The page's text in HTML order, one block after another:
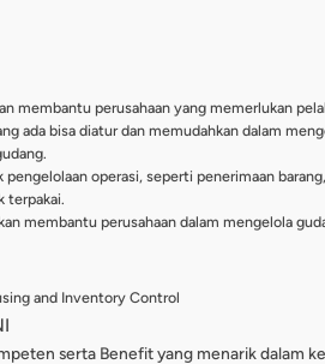
membantu perusahaan yang memerlukan
ada bisa diatur dan memudahkan dalam
operasi, seperti penerimaan
terpakai.
membantu perusahaan dalam mengelola
and Inventory Control
serta Benefit yang menarik dalam